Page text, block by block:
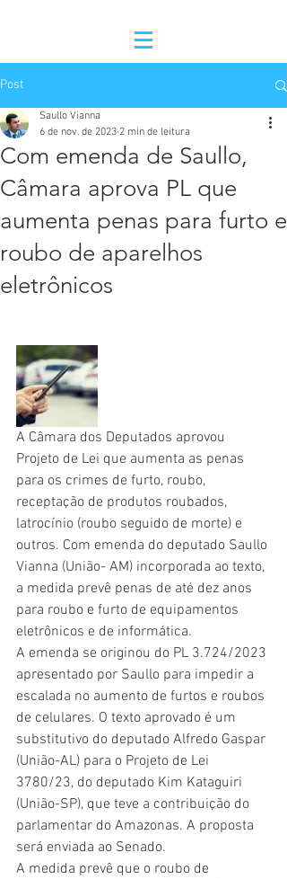
Post
Com emenda de Saullo,
Câmara aprova PL que
aumenta penas para furto e
roubo de aparelhos
eletrônicos
Saullo Vianna
6 de nov. de 2023 2 min de leitura
A Câmara dos Deputados aprovou
Projeto de Lei que aumenta as penas
para os crimes de furto, roubo,
receptação de produtos roubados,
latrocínio (roubo seguido de morte) e
outros. Com emenda do deputado Saullo
Vianna (União- AM) incorporada ao texto,
a medida prevê penas de até dez anos
para roubo e furto de equipamentos
eletrônicos e de informática.
A emenda se originou do PL 3.724/2023
apresentado por Saullo para impedir a
escalada no aumento de furtos e roubos
de celulares. O texto aprovado é um
substitutivo do deputado Alfredo Gaspar
(União-AL) para o Projeto de Lei
3780/23, do deputado Kim Kataguiri
(União-SP), que teve a contribuição do
parlamentar do Amazonas. A proposta
será enviada ao Senado.
A medida prevê que o roubo de